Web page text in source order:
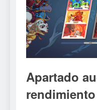
Apartado
rendimiento